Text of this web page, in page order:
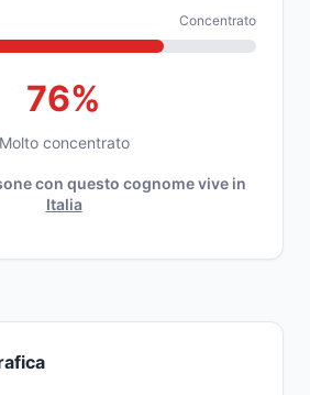
Concentrato
76%
Molto concentrato
con questo cognome vive in
Italia